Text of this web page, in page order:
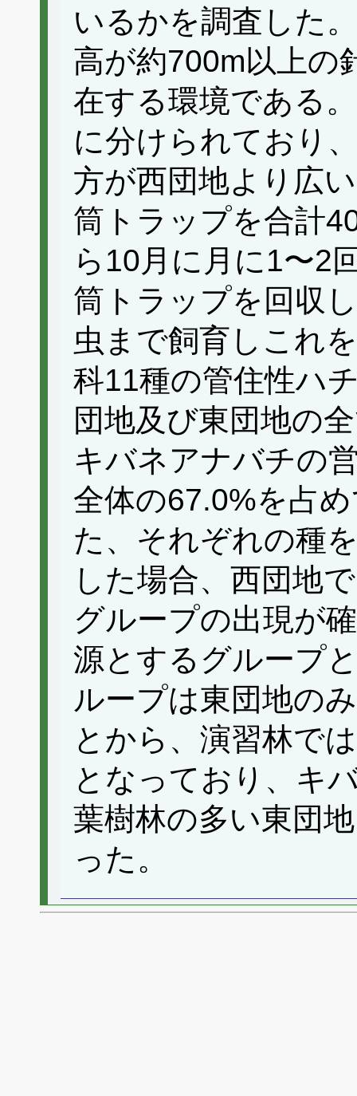
いるかを調査した
高が約700m以上の
在する環境である
に分けられており
方が西団地より広
筒トラップを合計
ら10月に月に1〜2
筒トラップを回収
虫まで飼育しこれ
科11種の管住性ハ
団地及び東団地の
キバネアナバチの
全体の67.0%を占
た、それぞれの種
した場合、西団地
グループの出現が
源とするグループ
ループは東団地の
とから、演習林で
となっており、キ
葉樹林の多い東団
った。